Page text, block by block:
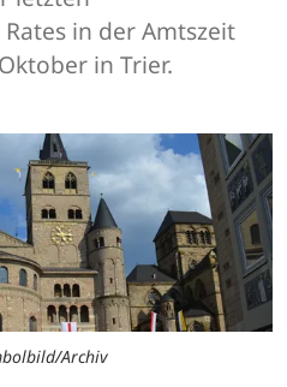
in der Amtszeit
in Trier.
Archiv